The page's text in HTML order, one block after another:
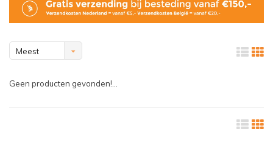
Meest
Geen producten gevonden!...